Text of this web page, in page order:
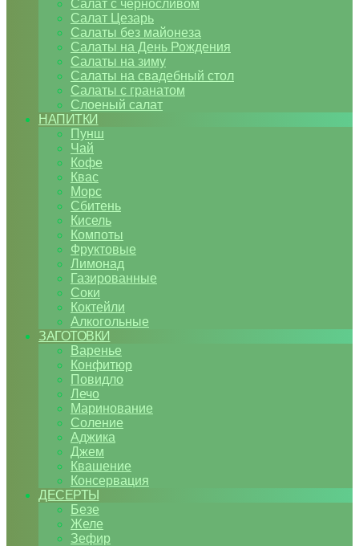
Салат с черносливом
Салат Цезарь
Салаты без майонеза
Салаты на День Рождения
Салаты на зиму
Салаты на свадебный стол
Салаты с гранатом
Слоеный салат
НАПИТКИ
Пунш
Чай
Кофе
Квас
Морс
Сбитень
Кисель
Компоты
Фруктовые
Лимонад
Газированные
Соки
Коктейли
Алкогольные
ЗАГОТОВКИ
Варенье
Конфитюр
Повидло
Лечо
Маринование
Соление
Аджика
Джем
Квашение
Консервация
ДЕСЕРТЫ
Безе
Желе
Зефир